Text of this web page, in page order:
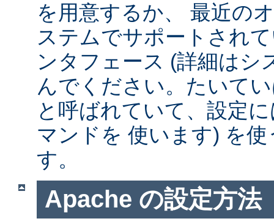
を用意するか、 最近の
ステムでサポートされ
ンタフェース (詳細はシ
んでください。たいて
と呼ばれていて、設定
マンドを 使います) を
す。
Apache の設定方法